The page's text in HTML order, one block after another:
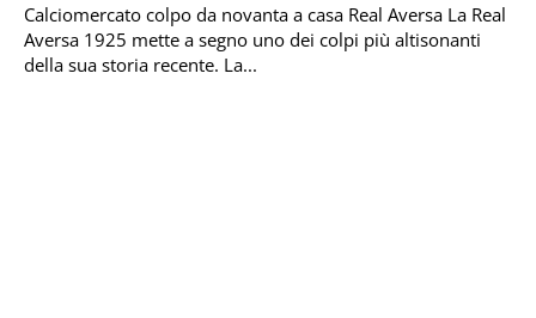
Calciomercato colpo da novanta a casa Real Aversa La Real
Aversa 1925 mette a segno uno dei colpi più altisonanti
della sua storia recente. La...